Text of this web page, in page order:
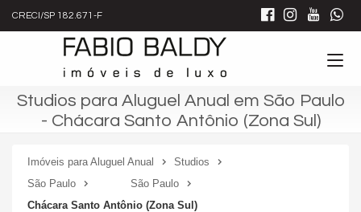
CRECI/SP 182.671-F
Studios para Aluguel Anual em São Paulo
- Chácara Santo Antônio (Zona Sul)
Imóveis para Aluguel Anual
Studios
São Paulo
São Paulo
Chácara Santo Antônio (Zona Sul)